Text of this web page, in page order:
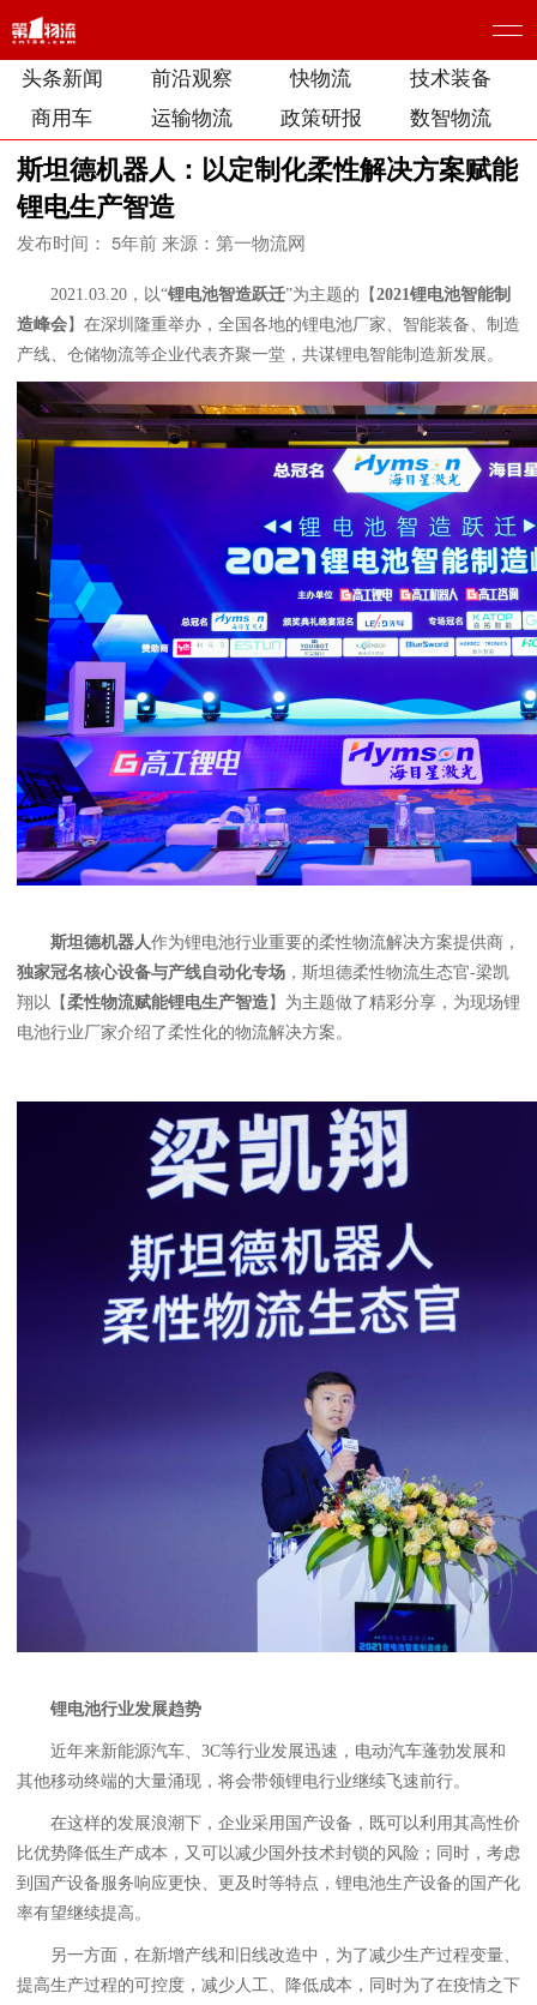
头条新闻 前沿观察 快物流
技术装备
商用车
运输物流 政策研报 数智物流
斯坦德机器人：以定制化柔性解决方案赋能
锂电生产智造
发布时间： 5年前来源：第一物流网
2021.03.20，以“锂电池智造跃迁”为主题的【2021锂电池智能制
造峰会】在深圳隆重举办，全国各地的锂电池厂家、智能装备、制造
产线、仓储物流等企业代表齐聚一堂，共谋锂电智能制造新发展。
斯坦德机器人作为锂电池行业重要的柔性物流解决方案提供商，
独家冠名核心设备与产线自动化专场 ，斯坦德柔性物流生态官-梁凯
翔以【柔性物流赋能锂电生产智造】为主题做了精彩分享，为现场锂
电池行业厂家介绍了柔性化的物流解决方案。
锂电池行业发展趋势
近年来新能源汽车、3C等行业发展迅速，电动汽车蓬勃发展和
其他移动终端的大量涌现，将会带领锂电行业继续飞速前行。
在这样的发展浪潮下，企业采用国产设备，既可以利用其高性价
比优势降低生产成本，又可以减少国外技术封锁的风险；同时，考虑
到国产设备服务响应更快、更及时等特点，锂电池生产设备的国产化
率有望继续提高。
另一方面，在新增产线和旧线改造中，为了减少生产过程变量、
提高生产过程的可控度，减少人工、降低成本，同时为了在疫情之下